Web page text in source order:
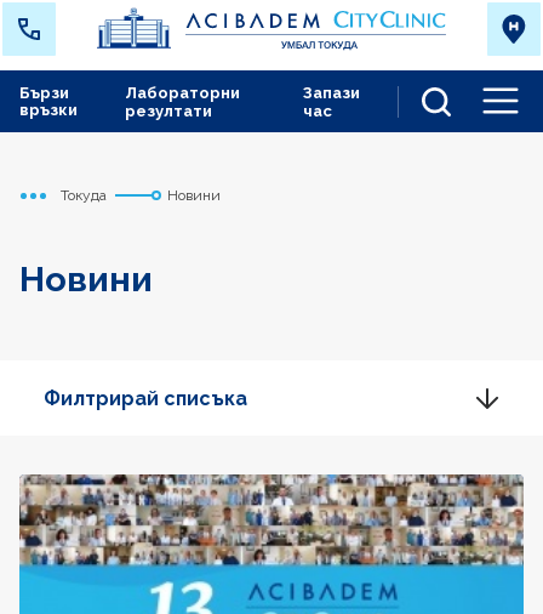
Лабораторни
резултати
Запази
час
Бързи
връзки
Начало
Токуда Новини
Новини
Филтрирай списъка